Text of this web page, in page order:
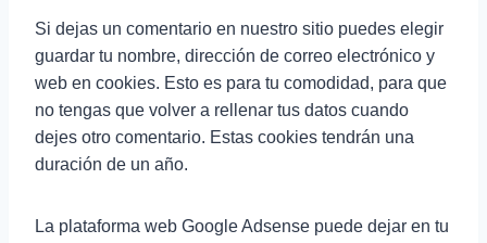
Si dejas un comentario en nuestro sitio puedes elegir
guardar tu nombre, dirección de correo electrónico y
web en cookies. Esto es para tu comodidad, para que
no tengas que volver a rellenar tus datos cuando
dejes otro comentario. Estas cookies tendrán una
duración de un año.
La plataforma web Google Adsense puede dejar en tu